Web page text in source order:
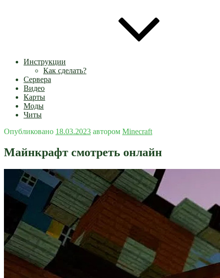
Инструкции
Как сделать?
Сервера
Видео
Карты
Моды
Читы
Опубликовано 18.03.2023 автором Minecraft
Майнкрафт смотреть онлайн